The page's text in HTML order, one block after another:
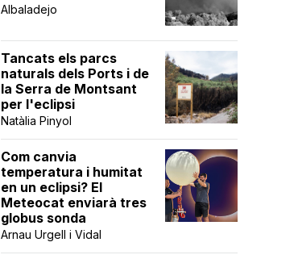
Albaladejo
Tancats els parcs
naturals dels Ports i de
la Serra de Montsant
per l'eclipsi
Natàlia Pinyol
Com canvia
temperatura i humitat
en un eclipsi? El
Meteocat enviarà tres
globus sonda
Arnau Urgell i Vidal